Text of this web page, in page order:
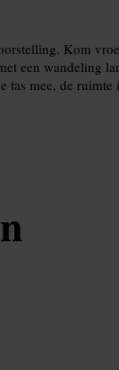
Kom
een wandeling
tas mee, de ruimte